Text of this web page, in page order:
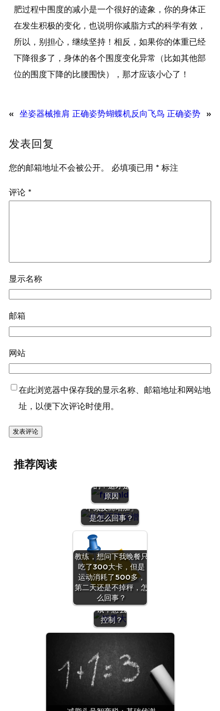
肥过程中围度的减小是一个很好的迹象，你的身体正
在发生积极的变化，也说明你减脂方式的科学有效，
所以，别担心，继续坚持！相反，如果你的体重已经
下降很多了，身体的各个围度变化异常（比如其他部
位的围度下降的比腰围快），那才应该小心了！
« 坐姿器械推肩 正确姿势蝴蝶机反向飞鸟 正确姿势 »
发表回复
您的邮箱地址不会被公开。 必填项已用 * 标注
评论 *
显示名称
邮箱
网站
在此浏览器中保存我的显示名称、邮箱地址和网站地
址，以便下次评论时使用。
推荐阅读
的？这才是
原因
运动一周「体重
不减反而增加」
是怎么回事？
教练，想问下我晚餐只
吃了300大卡，但是
运动消耗了500多，
第二天还是不掉秤，怎
么回事？
女生饭量
突然增大
还容易
饿，怎么
控制？
代
差
的
人
快